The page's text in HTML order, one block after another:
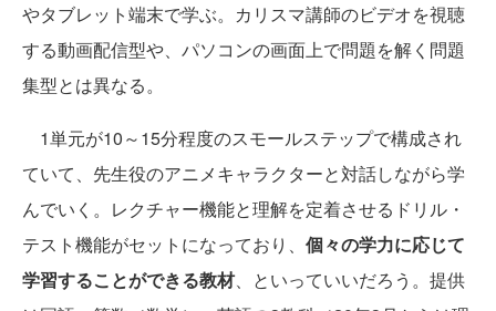
やタブレット端末で学ぶ。カリスマ講師のビデオを視聴
する動画配信型や、パソコンの画面上で問題を解く問題
集型とは異なる。
1単元が10～15分程度のスモールステップで構成され
ていて、先生役のアニメキャラクターと対話しながら学
んでいく。レクチャー機能と理解を定着させるドリル・
テスト機能がセットになっており、 個々の学力に応じて
学習することができる教材、といっていいだろう。提供